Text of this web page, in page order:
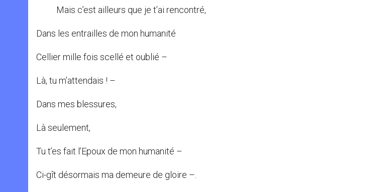
Mais c’est ailleurs que je t’ai rencontré,
Dans les entrailles de mon humanité
Cellier mille fois scellé et oublié –
Là, tu m’attendais ! –
Dans mes blessures,
Là seulement,
Tu t’es fait l’Epoux de mon humanité –
Ci-gît désormais ma demeure de gloire –.